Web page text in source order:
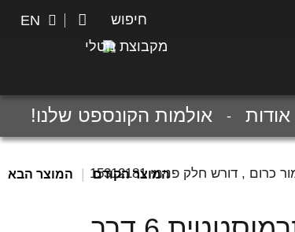
חיפוש EN
מקבוצת נוטלי
אודות אולמות הקונספט שלנו!
המוצר הקודם המוצר הבא